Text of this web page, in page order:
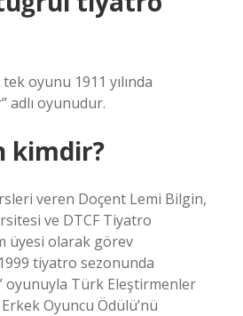
oyunu 1911 yılında
adlı oyunudur.
kimdir?
veren Doçent Lemi Bilgin,
ve DTCF Tiyatro
üyesi olarak görev
tiyatro sezonunda
oyunuyla Türk Eleştirmenler
Oyuncu Ödülü’nü